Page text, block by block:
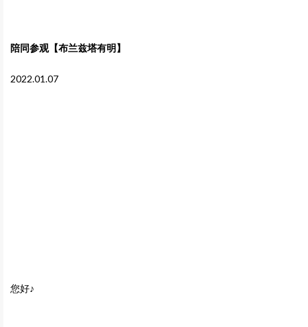
陪同参观【布兰兹塔有明】
2022.01.07
您好♪